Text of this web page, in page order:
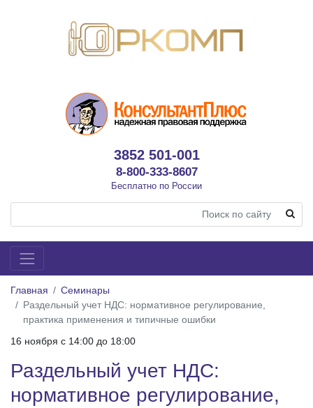
3852 501-001
8-800-333-8607
Бесплатно по России
Главная
Семинары
Раздельный учет НДС: нормативное регулирование,
практика применения и типичные ошибки
16 ноября c 14:00 до 18:00
Раздельный учет НДС:
нормативное регулирование,